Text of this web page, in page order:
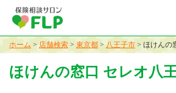
ホーム > 店舗検索 > 東京都 > 八王子市 > ほけんの
ほけんの窓口 セレオ八